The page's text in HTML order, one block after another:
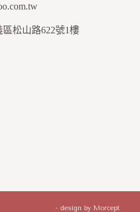
區松山路622號1樓
- design by Morcept